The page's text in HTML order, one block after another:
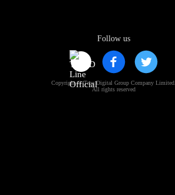
Follow us
Copyright © True Digital Group Company Limited.
All rights reserved